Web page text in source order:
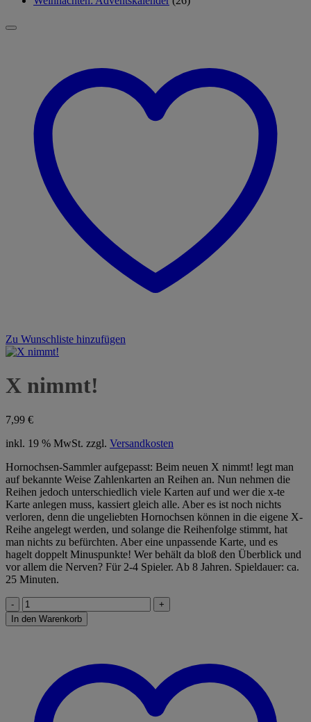
Zu Wunschliste hinzufügen
X nimmt!
7,99 €
inkl. 19 % MwSt. zzgl. Versandkosten
Hornochsen-Sammler aufgepasst: Beim neuen X nimmt! legt man
auf bekannte Weise Zahlenkarten an Reihen an. Nun nehmen die
Reihen jedoch unterschiedlich viele Karten auf und wer die x-te
Karte anlegen muss, kassiert gleich alle. Aber es ist noch nichts
verloren, denn die ungeliebten Hornochsen können in die eigene X-
Reihe angelegt werden, und solange die Reihenfolge stimmt, hat
man nichts zu befürchten. Aber eine unpassende Karte, und es
hagelt doppelt Minuspunkte! Wer behält da bloß den Überblick und
vor allem die Nerven? Für 2-4 Spieler. Ab 8 Jahren. Spieldauer: ca.
25 Minuten.
X
nimmt!
Menge
In den Warenkorb